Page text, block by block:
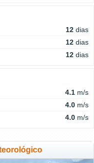
12 dias
12 dias
12 dias
4.1 m/s
4.0 m/s
4.0 m/s